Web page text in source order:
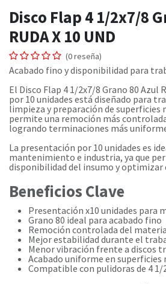
Disco Flap 4 1/2x7/8
RUDA X 10 UND
(0 reseña)
Acabado fino y disponibilidad para
El Disco Flap 4 1/2x7/8 Grano 80 Azul
por 10 unidades está diseñado para
limpieza y preparación de superficies
permite una remoción más
logrando terminaciones más
La presentación por 10 unidades es
mantenimiento e industria, ya que
disponibilidad del insumo y optimizar
Beneficios Clave
Presentación x10 unidades para
Grano 80 ideal para acabado fino
Remoción controlada del
Mejor estabilidad durante el
Menor vibración frente a discos
Acabado uniforme en superficies
Compatible con pulidoras de 4 1/